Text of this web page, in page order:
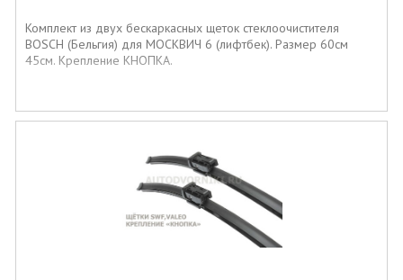
Комплект из двух бескаркаcных щеток стеклоочистителя
BOSCH (Бельгия) для МОСКВИЧ 6 (лифтбек). Размер 60см
45см. Крепление КНОПКА.